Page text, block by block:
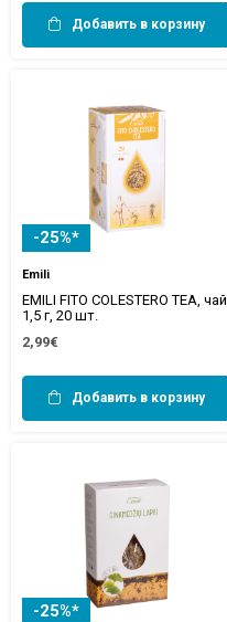
Добавить в корзину
-25%*
Emili
EMILI FITO COLESTERO TEA, чай,
1,5 г, 20 шт.
2,99€
Добавить в корзину
-25%*